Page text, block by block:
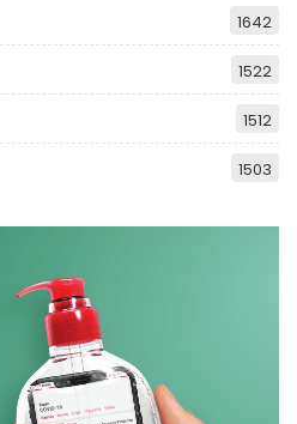
1642
1522
1512
1503